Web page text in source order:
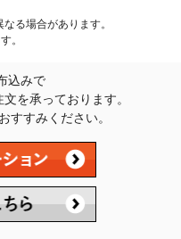
る場合があります。
。
込みで
を承っております。
すすみください。